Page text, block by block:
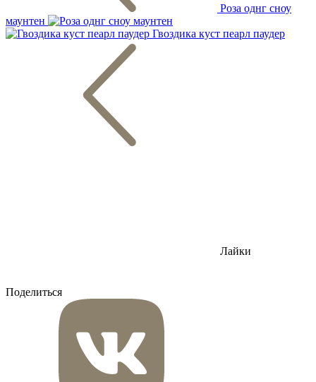
Роза однг сноу
маунтен
Гвоздика куст пеарл паудер
Лайки
Поделиться